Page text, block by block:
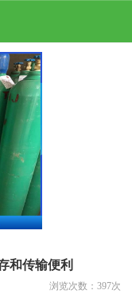
和传输便利
浏览次数： 397次